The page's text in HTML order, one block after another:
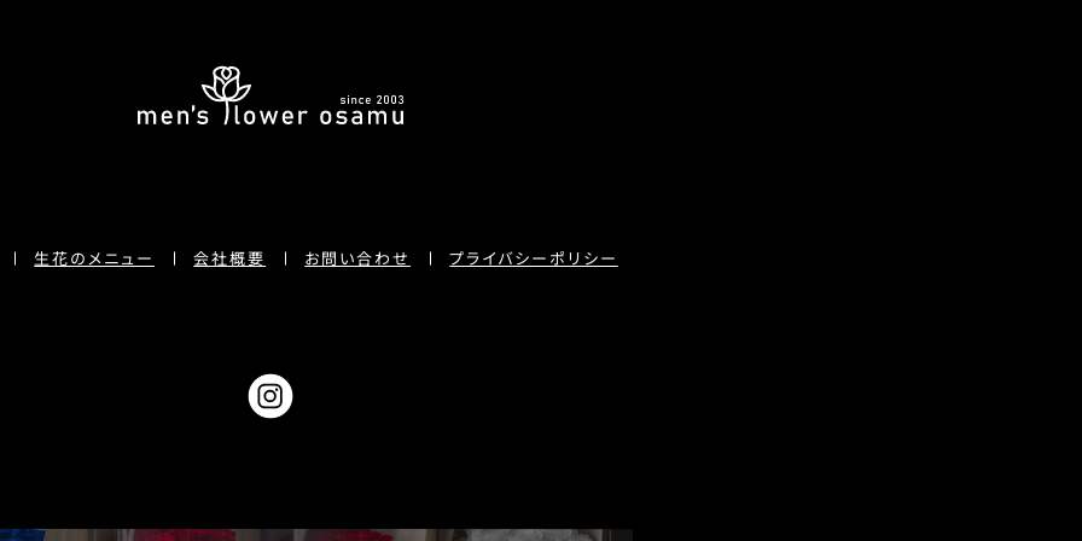
生花のメニュー 会社概要 お問い合わせ プライバシーポリシー